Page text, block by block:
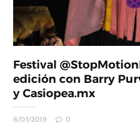
Festival
edición con Barry
y Casiopea.mx
8/01/2019 0